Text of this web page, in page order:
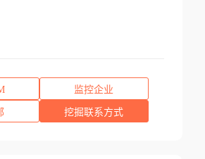
监控企业
挖掘联系方式